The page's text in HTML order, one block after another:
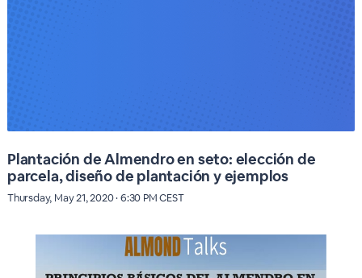
Plantación de Almendro en seto: elección de
parcela, diseño de plantación y ejemplos
Thursday, May 21, 2020 · 6:30 PM CEST